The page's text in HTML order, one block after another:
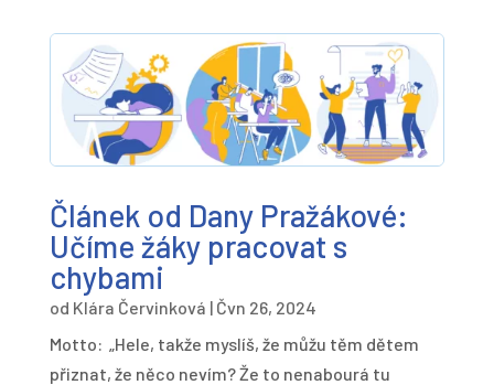
Článek od Dany Pražákové:
Učíme žáky pracovat s
chybami
od Klára Červinková | Čvn 26, 2024
Motto: „Hele, takže myslíš, že můžu těm dětem
přiznat, že něco nevím? Že to nenabourá tu